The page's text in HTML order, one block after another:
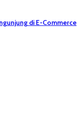
di E-Commerce